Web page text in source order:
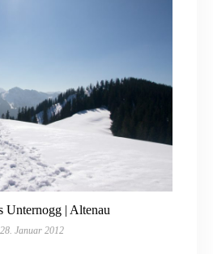
Unternogg | Altenau
28. Januar 2012